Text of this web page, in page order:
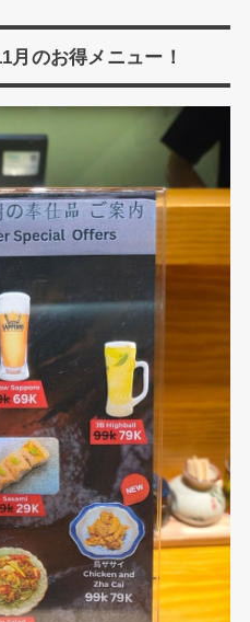
月のお得メニュー！